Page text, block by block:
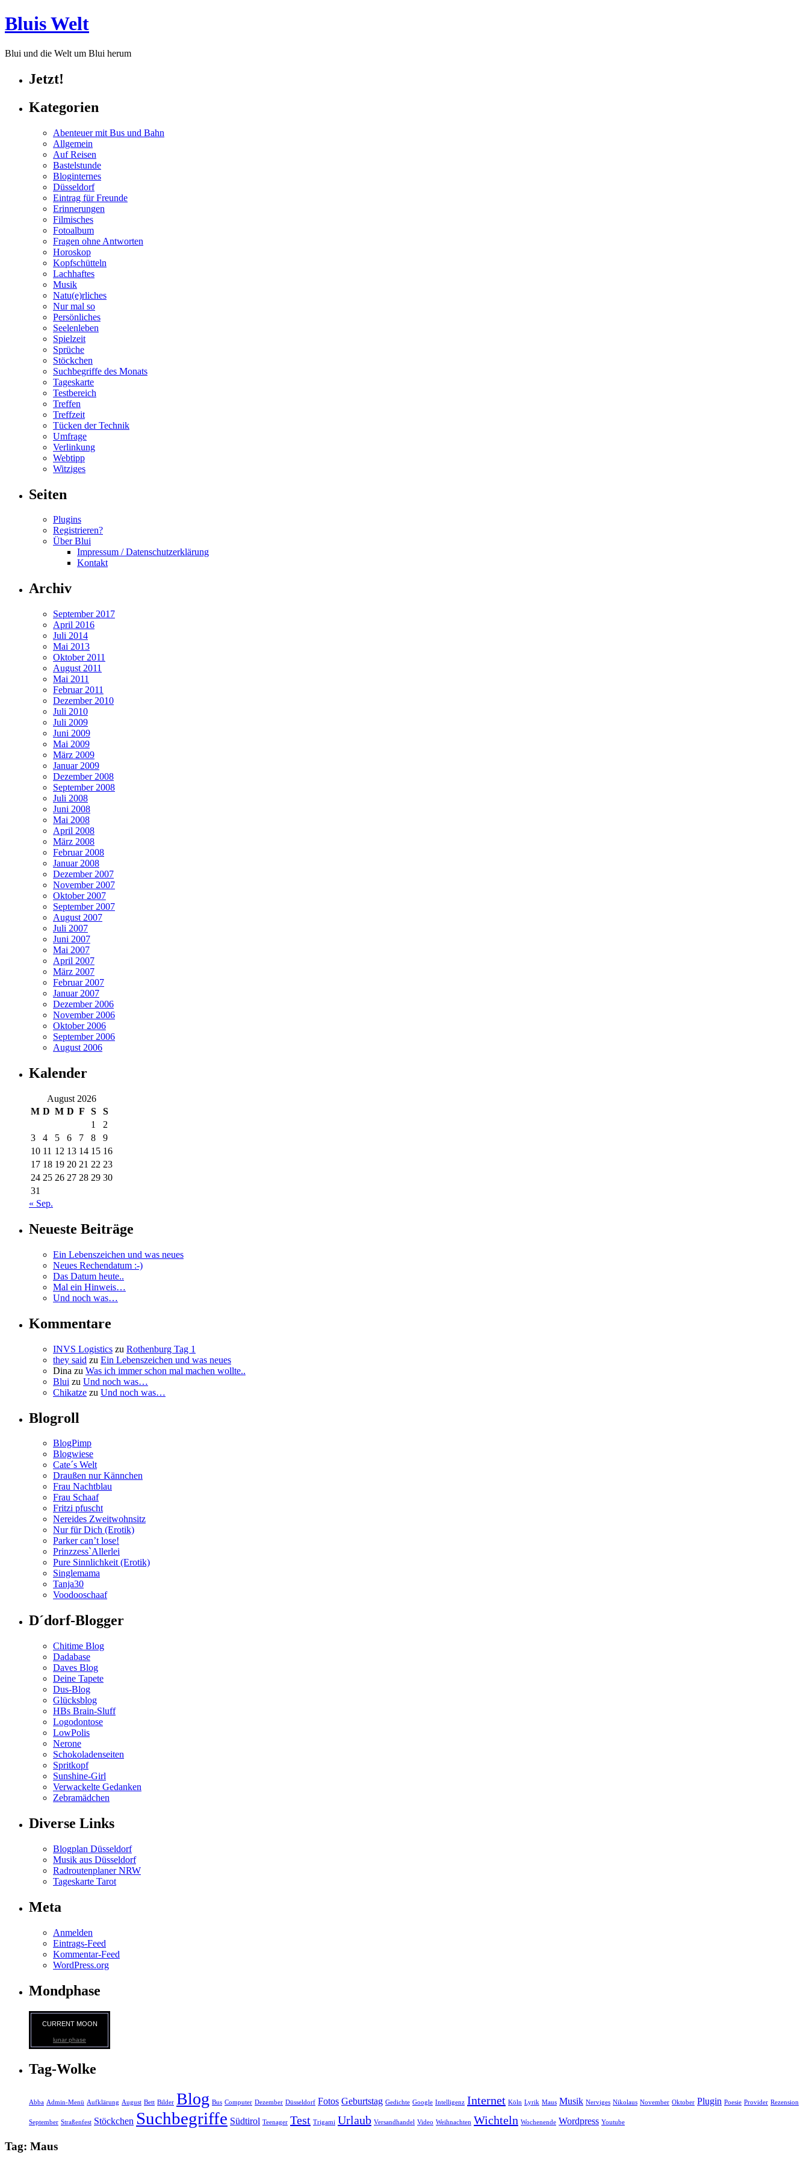
Bluis Welt
Blui und die Welt um Blui herum
Jetzt!
Kategorien
Abenteuer mit Bus und Bahn
Allgemein
Auf Reisen
Bastelstunde
Bloginternes
Düsseldorf
Eintrag für Freunde
Erinnerungen
Filmisches
Fotoalbum
Fragen ohne Antworten
Horoskop
Kopfschütteln
Lachhaftes
Musik
Natu(e)rliches
Nur mal so
Persönliches
Seelenleben
Spielzeit
Sprüche
Stöckchen
Suchbegriffe des Monats
Tageskarte
Testbereich
Treffen
Treffzeit
Tücken der Technik
Umfrage
Verlinkung
Webtipp
Witziges
Seiten
Plugins
Registrieren?
Über Blui
Impressum / Datenschutzerklärung
Kontakt
Archiv
September 2017
April 2016
Juli 2014
Mai 2013
Oktober 2011
August 2011
Mai 2011
Februar 2011
Dezember 2010
Juli 2010
Juli 2009
Juni 2009
Mai 2009
März 2009
Januar 2009
Dezember 2008
September 2008
Juli 2008
Juni 2008
Mai 2008
April 2008
März 2008
Februar 2008
Januar 2008
Dezember 2007
November 2007
Oktober 2007
September 2007
August 2007
Juli 2007
Juni 2007
Mai 2007
April 2007
März 2007
Februar 2007
Januar 2007
Dezember 2006
November 2006
Oktober 2006
September 2006
August 2006
Kalender
August 2026
M D M D F S
S
1
2
3
4 5 6 7 8
9
10 11 12 13 14 15 16
17 18 19 20 21 22 23
24 25 26 27 28 29 30
31
« Sep.
Neueste Beiträge
Ein Lebenszeichen und was neues
Neues Rechendatum :-)
Das Datum heute..
Mal ein Hinweis…
Und noch was…
Kommentare
INVS Logistics zu Rothenburg Tag 1
they said zu Ein Lebenszeichen und was neues
Dina zu Was ich immer schon mal machen wollte..
Blui zu Und noch was…
Chikatze zu Und noch was…
Blogroll
BlogPimp
Blogwiese
Cate´s Welt
Draußen nur Kännchen
Frau Nachtblau
Frau Schaaf
Fritzi pfuscht
Nereides Zweitwohnsitz
Nur für Dich (Erotik)
Parker can’t lose!
Prinzzess`Allerlei
Pure Sinnlichkeit (Erotik)
Singlemama
Tanja30
Voodooschaaf
D´dorf-Blogger
Chitime Blog
Dadabase
Daves Blog
Deine Tapete
Dus-Blog
Glücksblog
HBs Brain-Sluff
Logodontose
LowPolis
Nerone
Schokoladenseiten
Spritkopf
Sunshine-Girl
Verwackelte Gedanken
Zebramädchen
Diverse Links
Blogplan Düsseldorf
Musik aus Düsseldorf
Radroutenplaner NRW
Tageskarte Tarot
Meta
Anmelden
Eintrags-Feed
Kommentar-Feed
WordPress.org
Mondphase
CURRENT MOON
lunar phase
Tag-Wolke
Abba Admin-Menü Aufklärung August Bett Bilder Blog Bus Computer Dezember Düsseldorf Fotos Geburtstag Gedichte Google Intelligenz Internet Köln Lyrik Maus Musik Nerviges Nikolaus November Oktober Plugin Poesie Provider Rezension
September Straßenfest Stöckchen Suchbegriffe Südtirol Teenager Test Trigami Urlaub Versandhandel Video Weihnachten Wichteln Wochenende Wordpress Youtube
Tag: Maus